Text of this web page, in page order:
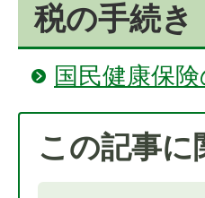
税の手続き
国民健康保
この記事に